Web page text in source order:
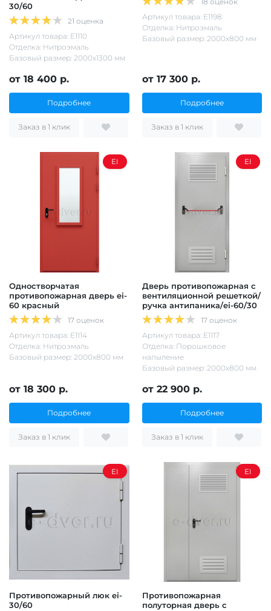
30/60
21 оценка
Артикул товара: Е1110
Отделка: Нитроэмаль
Базовый размер: 2000х1300 мм
от 18 400 р.
Подробнее
Заказ в 1 клик
Артикул товара: Е1198
Отделка: Нитроэмаль
Базовый размер: 2000х800 мм
от 17 300 р.
Подробнее
Заказ в 1 клик
EI
Одностворчатая
противопожарная дверь ei-
60 красный
17 оценок
Артикул товара: Е1114
Отделка: Нитроэмаль
Базовый размер: 2000х800 мм
от 18 300 р.
Подробнее
Заказ в 1 клик
EI
Дверь противопожарная с
вентиляционной решеткой/
ручка антипаника/ei-60/30
17 оценок
Артикул товара: Е1117
Отделка: Порошковое
напыление
Базовый размер: 2000х800 мм
от 22 900 р.
Подробнее
Заказ в 1 клик
EI
Противопожарный люк ei-
30/60
EI
Противопожарная
полуторная дверь с